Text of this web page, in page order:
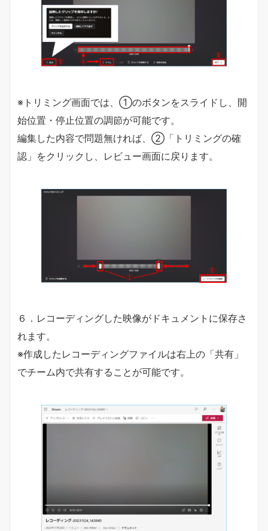
※トリミング画面では、①のボタンをスライドし、開
始位置・停止位置の調節が可能です。
編集した内容で問題無ければ、②「トリミングの確
認」をクリックし、レビュー画面に戻ります。
６．レコーディングした映像がドキュメントに保存さ
れます。
※作成したレコーディングファイルは右上の「共有」
でチーム内で共有することが可能です。